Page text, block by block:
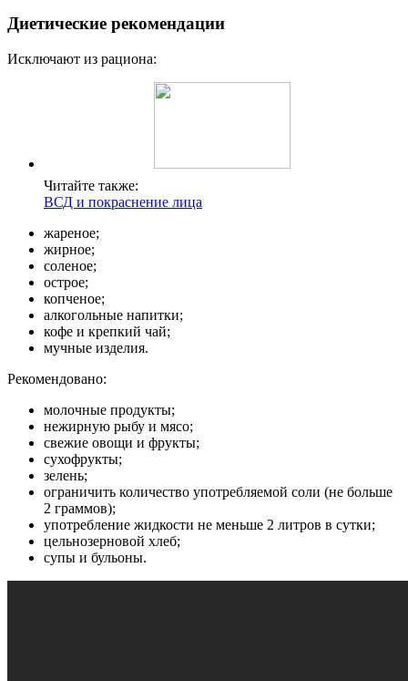
Диетические рекомендации
Исключают из рациона:
Читайте также:
ВСД и покраснение лица
жареное;
жирное;
соленое;
острое;
копченое;
алкогольные напитки;
кофе и крепкий чай;
мучные изделия.
Рекомендовано:
молочные продукты;
нежирную рыбу и мясо;
свежие овощи и фрукты;
сухофрукты;
зелень;
ограничить количество употребляемой соли (не больше
2 граммов);
употребление жидкости не меньше 2 литров в сутки;
цельнозерновой хлеб;
супы и бульоны.